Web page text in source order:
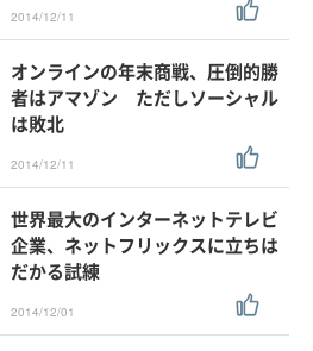
2014/12/11
オンラインの年末商戦、圧倒的勝
者はアマゾン ただしソーシャル
は敗北
2014/12/11
世界最大のインターネットテレビ
企業、ネットフリックスに立ちは
だかる試練
2014/12/01